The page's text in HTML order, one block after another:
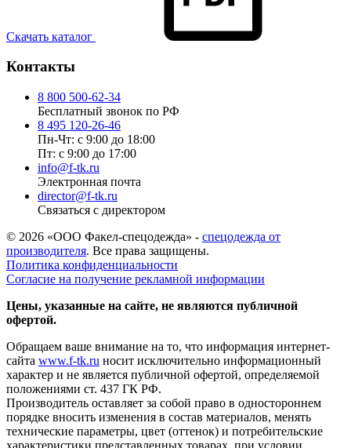
Скачать каталог
Контакты
8 800 500-62-34
Бесплатный звонок по РФ
8 495 120-26-46
Пн-Чт: с 9:00 до 18:00
Пт: с 9:00 до 17:00
info@f-tk.ru
Электронная почта
director@f-tk.ru
Связаться с директором
© 2026 «ООО Факел-спецодежда» - спецодежда от
производителя. Все права защищены.
Политика конфиденциальности
Согласие на получение рекламной информации
Цены, указанные на сайте, не являются публичной
офертой.
Обращаем ваше внимание на то, что информация интернет-
сайта www.f-tk.ru носит исключительно информационный
характер и не является публичной офертой, определяемой
положениями ст. 437 ГК РФ.
Производитель оставляет за собой право в одностороннем
порядке вносить изменения в состав материалов, менять
технические параметры, цвет (оттенок) и потребительские
характеристики представленных товарах, при условии